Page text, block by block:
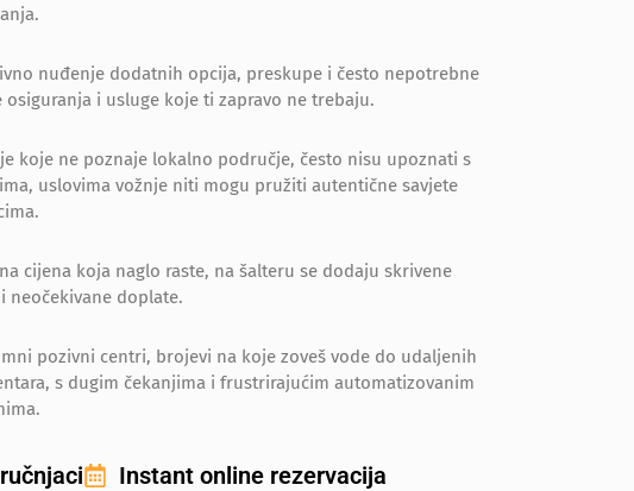
nuđenje dodatnih opcija, preskupe i često nepotrebne
osiguranja i usluge koje ti zapravo ne trebaju.
koje ne poznaje lokalno područje, često nisu upoznati s
uslovima vožnje niti mogu pružiti autentične savjete
cijena koja naglo raste, na šalteru se dodaju skrivene
neočekivane doplate.
pozivni centri, brojevi na koje zoveš vode do udaljenih
s dugim čekanjima i frustrirajućim automatizovanim
Instant online rezervacija